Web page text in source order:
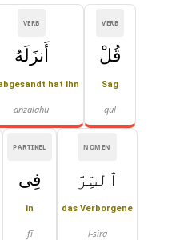
VERB
قُلْ
Sag
qul
VERB
أَنزَلَهُ
hat ihn
anzalahu
NOMEN
ٱلسِّرَّ
das Verborgene
l-sira
PARTIKEL
فِى
in
fī